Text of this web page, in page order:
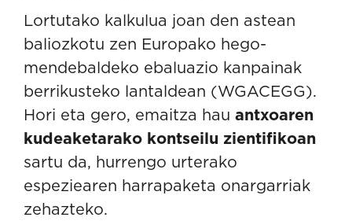
Lortutako kalkulua joan den astean
baliozkotu zen Europako hego-
mendebaldeko ebaluazio kanpainak
berrikusteko lantaldean (WGACEGG).
Hori eta gero, emaitza hau antxoaren
kudeaketarako kontseilu zientifikoan
sartu da, hurrengo urterako
espeziearen harrapaketa onargarriak
zehazteko.